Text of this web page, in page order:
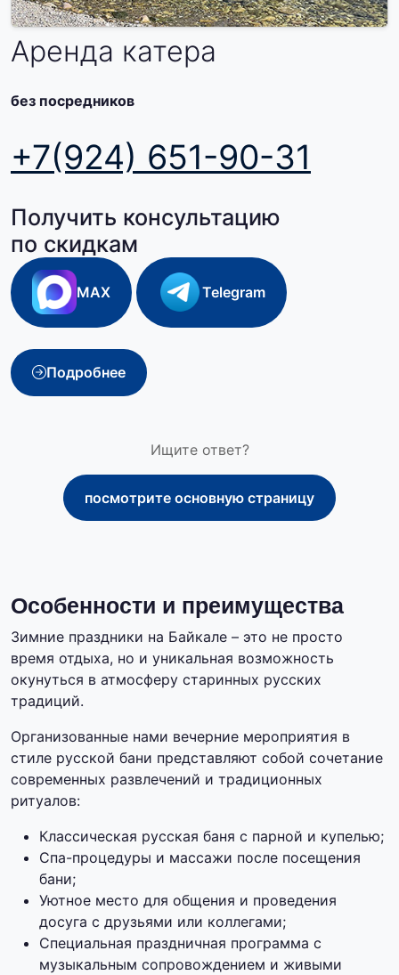
Аренда катера
без посредников
+7(924) 651-90-31
Получить консультацию
по скидкам
MAX Telegram
Подробнее
Ищите ответ?
посмотрите основную страницу
Особенности и преимущества
Зимние праздники на Байкале – это не просто
время отдыха, но и уникальная возможность
окунуться в атмосферу старинных русских
традиций.
Организованные нами вечерние мероприятия в
стиле русской бани представляют собой сочетание
современных развлечений и традиционных
ритуалов:
Классическая русская баня с парной и купелью;
Спа-процедуры и массажи после посещения
бани;
Уютное место для общения и проведения
досуга с друзьями или коллегами;
Специальная праздничная программа с
музыкальным сопровождением и живыми